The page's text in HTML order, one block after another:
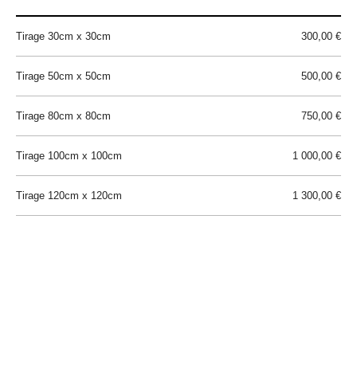
Tirage 30cm x 30cm 300,00 €
Tirage 50cm x 50cm 500,00 €
Tirage 80cm x 80cm 750,00 €
Tirage 100cm x 100cm 1 000,00 €
Tirage 120cm x 120cm 1 300,00 €